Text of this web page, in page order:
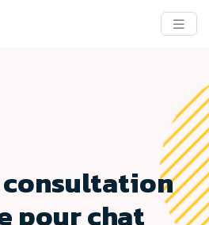
consultation
pour chat